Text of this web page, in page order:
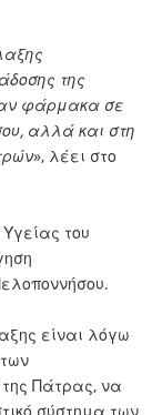
της
φάρμακα σε
αλλά και στη
», λέει στο
του
είναι λόγω
Πάτρας, να